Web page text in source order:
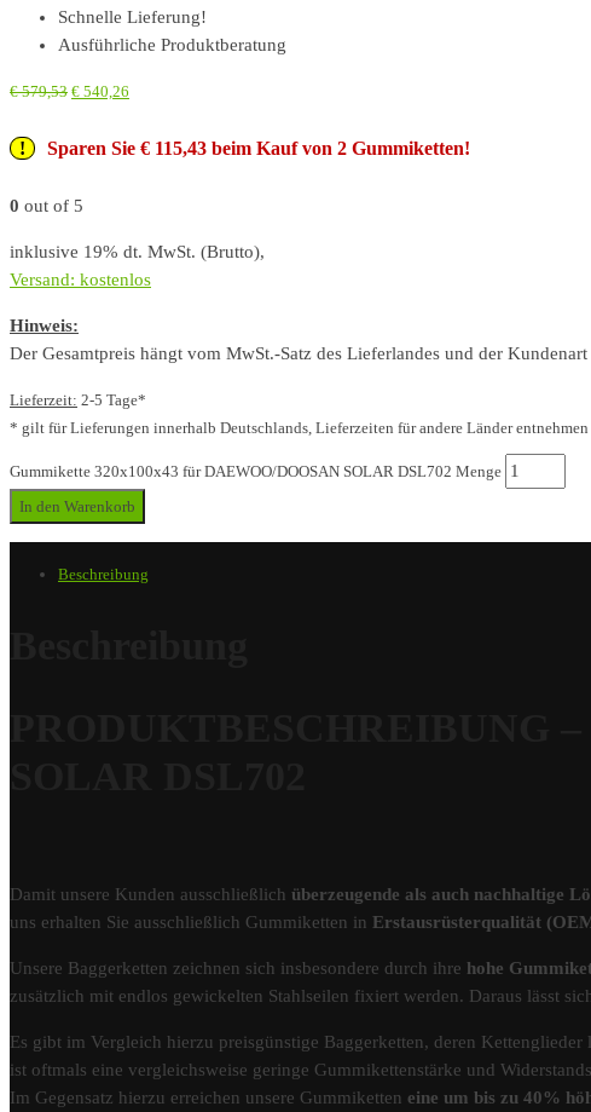
Schnelle Lieferung!
Ausführliche Produktberatung
€579,53 € 540,26
Sparen Sie € 115,43 beim Kauf von 2 Gummiketten!
0 out of 5
inklusive 19% dt. MwSt. (Brutto),
Versand: kostenlos
Hinweis:
Der Gesamtpreis hängt vom MwSt.-Satz des Lieferlandes und der
Lieferzeit: 2-5 Tage*
* gilt für Lieferungen innerhalb Deutschlands, Lieferzeiten für andere Länder entnehmen
Gummikette 320x100x43 für DAEWOO/DOOSAN SOLAR DSL702 Menge
In den Warenkorb
Beschreibung
Damit unsere Kunden ausschließlich überzeugende als auch nachhaltige
uns erhalten Sie ausschließlich Gummiketten in Erstausrüsterqualität
Unsere Baggerketten zeichnen sich insbesondere durch ihre hohe
zusätzlich mit endlos gewickelten Stahlseilen fixiert werden. Daraus lässt
Es gibt im Vergleich hierzu preisgünstige Baggerketten, deren
ist oftmals eine vergleichsweise geringe Gummikettenstärke und
Im Gegensatz hierzu erreichen unsere Gummiketten eine um bis zu 40%